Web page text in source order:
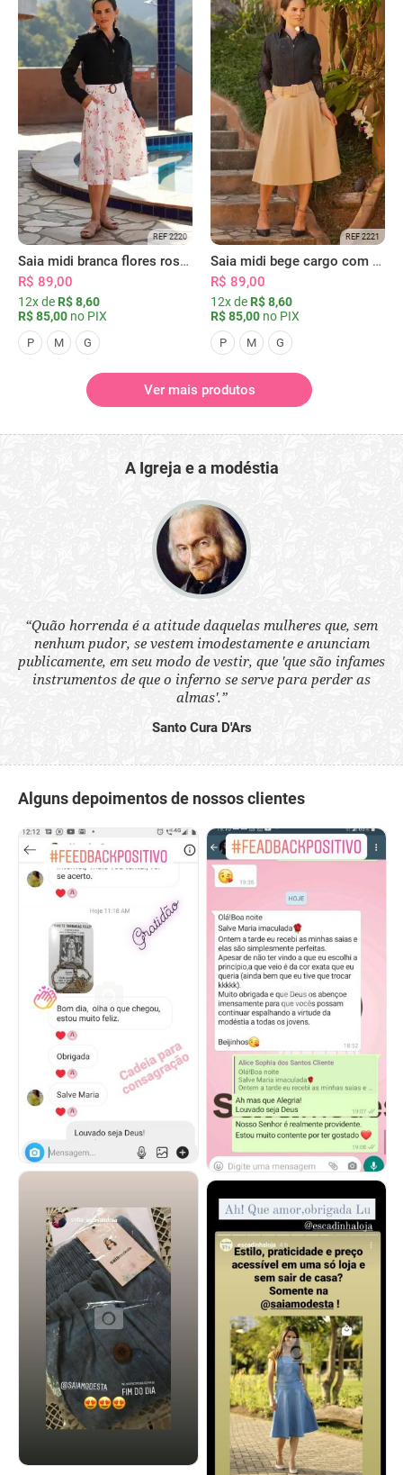
REF 2220
Saia midi branca flores rosas com bolsos
R$ 89,00
12x de R$ 8,60
R$ 85,00 no PIX
P M G
REF 2221
Saia midi bege cargo com bolsos
R$ 89,00
12x de R$ 8,60
R$ 85,00 no PIX
P M G
Ver mais produtos
A Igreja e a modéstia
“Quão horrenda é a atitude daquelas mulheres que, sem
nenhum pudor, se vestem imodestamente e anunciam
publicamente, em seu modo de vestir, que 'que são infames
instrumentos de que o inferno se serve para perder as
almas'.”
Santo Cura D'Ars
Alguns depoimentos de nossos clientes